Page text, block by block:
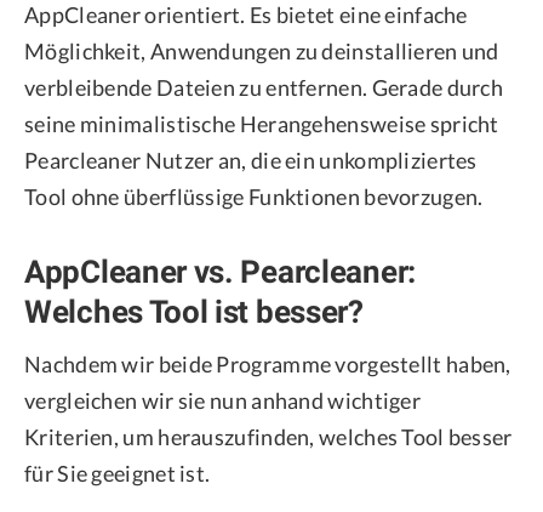
AppCleaner orientiert. Es bietet eine einfache
Möglichkeit, Anwendungen zu deinstallieren und
verbleibende Dateien zu entfernen. Gerade durch
seine minimalistische Herangehensweise spricht
Pearcleaner Nutzer an, die ein unkompliziertes
Tool ohne überflüssige Funktionen bevorzugen.
AppCleaner vs. Pearcleaner:
Welches Tool ist besser?
Nachdem wir beide Programme vorgestellt haben,
vergleichen wir sie nun anhand wichtiger
Kriterien, um herauszufinden, welches Tool besser
für Sie geeignet ist.